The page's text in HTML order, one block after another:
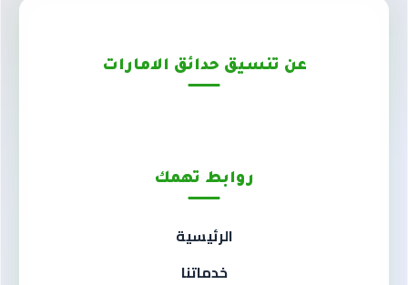
عن تنسيق حدائق الامارات
روابط تهمك
الرئيسية
خدماتنا